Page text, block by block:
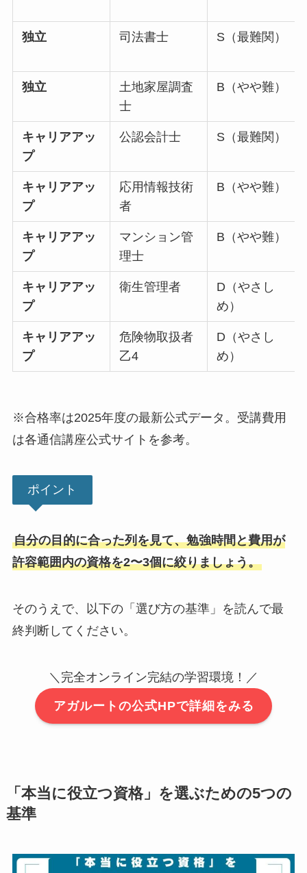
独立 司法書士 S（最難関）
独立
土地家屋調査
士
B（やや難）
キャリアアッ
プ
公認会計士 S（最難関）
キャリアアッ
プ
応用情報技術
者
B（やや難）
キャリアアッ
プ
マンション管
理士
B（やや難）
キャリアアッ
プ
衛生管理者
D（やさし
め）
キャリアアッ
プ
危険物取扱者
乙4
D（やさし
め）
※合格率は2025年度の最新公式データ。受講費用
は各通信講座公式サイトを参考。
ポイント
自分の目的に合った列を見て、勉強時間と費用が
許容範囲内の資格を2〜3個に絞りましょう。
そのうえで、以下の「選び方の基準」を読んで最
終判断してください。
＼完全オンライン完結の学習環境！／
アガルートの公式HPで詳細をみる
「本当に役立つ資格」を選ぶための5つの
基準